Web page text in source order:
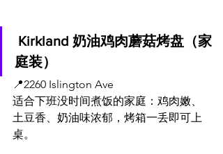
庭装）
📍2260 Islington Ave
适合下班没时间煮饭的家庭：鸡肉嫩、
土豆香、奶油味浓郁，烤箱一丢即可上
桌。